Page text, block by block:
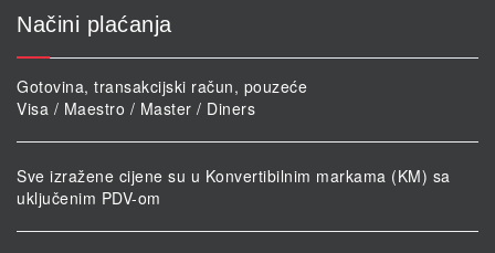
Načini plaćanja
Gotovina, transakcijski račun, pouzeće
Visa / Maestro / Master / Diners
Sve izražene cijene su u Konvertibilnim markama (KM) sa
uključenim PDV-om